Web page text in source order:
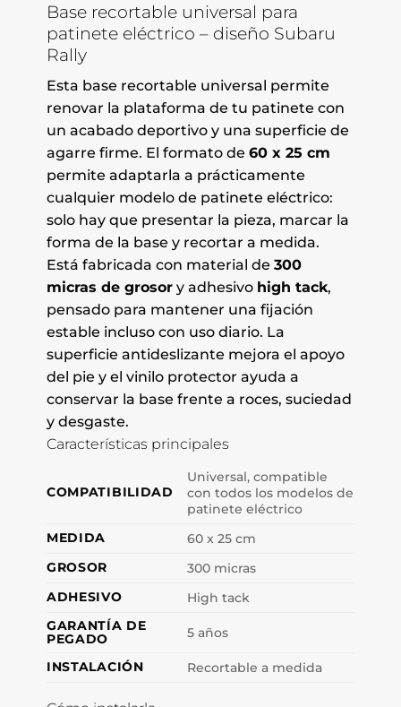
Base recortable universal para
patinete eléctrico – diseño Subaru
Rally
Esta base recortable universal permite
renovar la plataforma de tu patinete con
un acabado deportivo y una superficie de
agarre firme. El formato de 60 x 25 cm
permite adaptarla a prácticamente
cualquier modelo de patinete eléctrico:
solo hay que presentar la pieza, marcar la
forma de la base y recortar a medida.
Está fabricada con material de 300
micras de grosory adhesivo high tack,
pensado para mantener una fijación
estable incluso con uso diario. La
superficie antideslizante mejora el apoyo
del pie y el vinilo protector ayuda a
conservar la base frente a roces, suciedad
y desgaste.
Características principales
COMPATIBILIDAD
Universal, compatible
con todos los modelos de
patinete eléctrico
MEDIDA
60 x 25 cm
GROSOR
300 micras
ADHESIVO
High tack
GARANTÍA DE
PEGADO
5 años
INSTALACIÓN Recortable a medida